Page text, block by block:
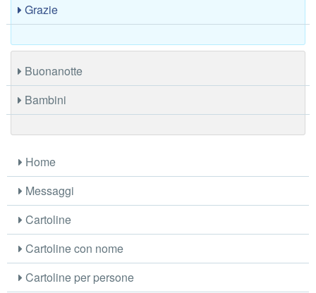
Grazie
Buonanotte
Bambini
Home
Messaggi
Cartoline
Cartoline con nome
Cartoline per persone